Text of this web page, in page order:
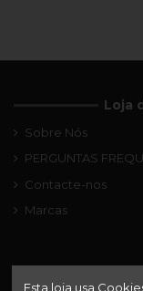
Loja
Sobre Nós
PERGUNTAS
Contacte-nos
Marcas
Esta loja usa